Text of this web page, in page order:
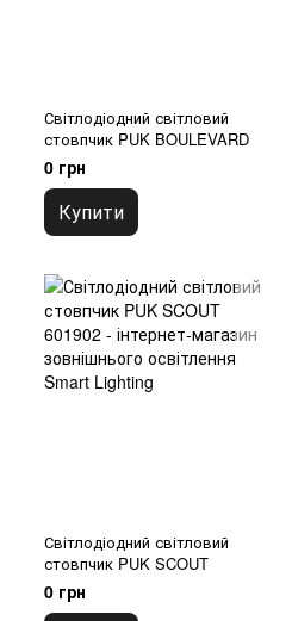
Світлодіодний світловий
стовпчик PUK BOULEVARD
0 грн
Купити
Світлодіодний світловий
стовпчик PUK SCOUT
0 грн